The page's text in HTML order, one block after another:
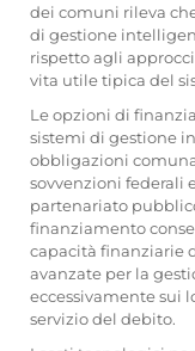
dei comuni rileva
di gestione
rispetto agli
vita utile tipica del
Le opzioni di
sistemi di gestione
obbligazioni
sovvenzioni federali
partenariato
finanziamento
capacità finanziarie
avanzate per la
eccessivamente sui
servizio del debito.